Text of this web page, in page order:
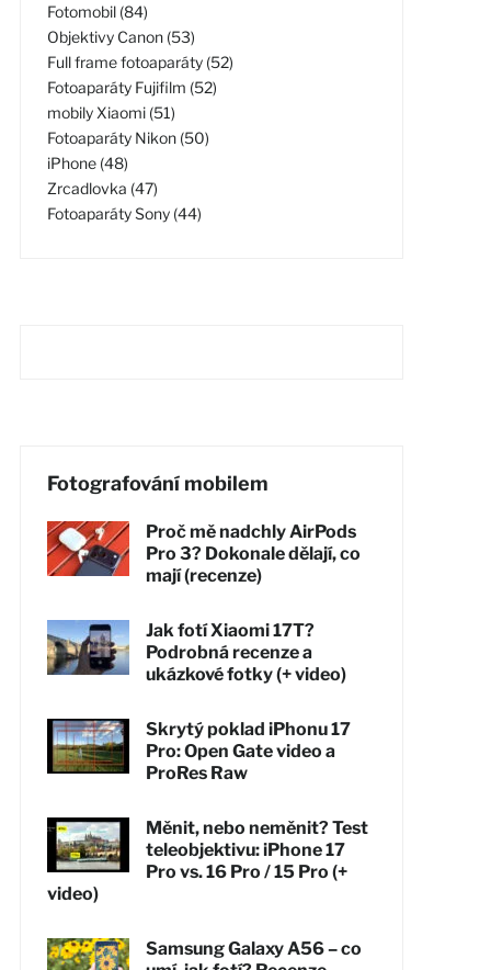
Fotomobil (84)
Objektivy Canon (53)
Full frame fotoaparáty (52)
Fotoaparáty Fujifilm (52)
mobily Xiaomi (51)
Fotoaparáty Nikon (50)
iPhone (48)
Zrcadlovka (47)
Fotoaparáty Sony (44)
Fotografování mobilem
Proč mě nadchly AirPods
Pro 3? Dokonale dělají, co
mají (recenze)
Jak fotí Xiaomi 17T?
Podrobná recenze a
ukázkové fotky (+ video)
Skrytý poklad iPhonu 17
Pro: Open Gate video a
ProRes Raw
Měnit, nebo neměnit? Test
teleobjektivu: iPhone 17
Pro vs. 16 Pro / 15 Pro (+
video)
Samsung Galaxy A56 – co